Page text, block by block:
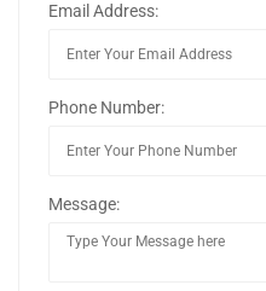
Email Address:
Phone Number:
Message: